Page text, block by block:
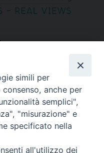
su
simili per
anche per
semplici",
"misurazione" e
specificato nella
all'utilizzo dei